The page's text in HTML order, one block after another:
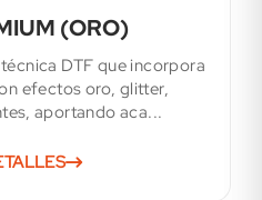
(ORO)
DTF que incorpora
efectos oro, glitter,
aportando aca...